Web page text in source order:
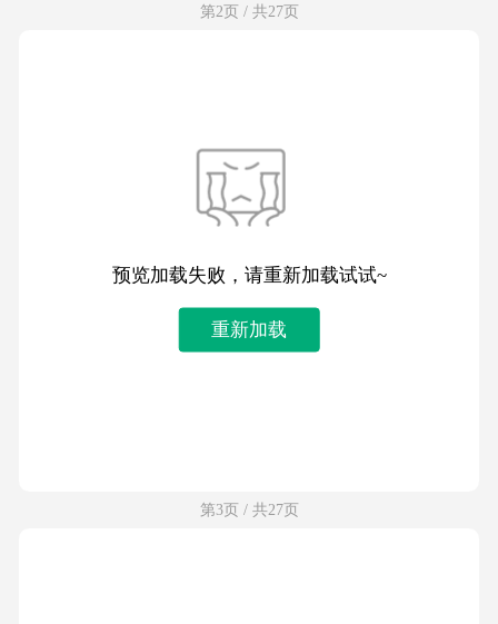
第2页 / 共27页
预览加载失败，请重新加载试试~
重新加载
第3页 / 共27页